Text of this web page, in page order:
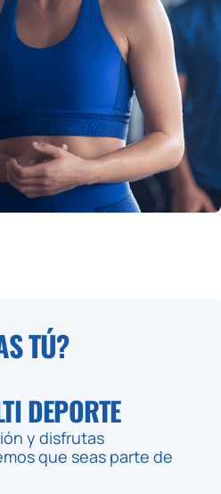
TÚ?
DEPORTE
y disfrutas
que seas parte de